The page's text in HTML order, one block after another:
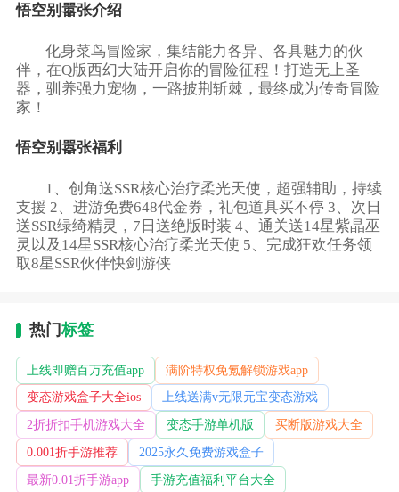
悟空别嚣张介绍
化身菜鸟冒险家，集结能力各异、各具魅力的伙
伴，在Q版西幻大陆开启你的冒险征程！打造无上圣
器，驯养强力宠物，一路披荆斩棘，最终成为传奇冒险
家！
悟空别嚣张福利
1、创角送SSR核心治疗柔光天使，超强辅助，持续
支援 2、进游免费648代金券，礼包道具买不停 3、次日
送SSR绿绮精灵，7日送绝版时装 4、通关送14星紫晶巫
灵以及14星SSR核心治疗柔光天使 5、完成狂欢任务领
取8星SSR伙伴快剑游侠
热门标签
上线即赠百万充值app
满阶特权免氪解锁游戏app
变态游戏盒子大全ios
上线送满v无限元宝变态游戏
2折折扣手机游戏大全
变态手游单机版
买断版游戏大全
0.001折手游推荐
2025永久免费游戏盒子
最新0.01折手游app
手游充值福利平台大全